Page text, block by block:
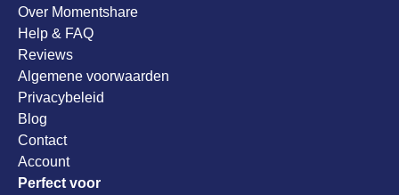
Over Momentshare
Help & FAQ
Reviews
Algemene voorwaarden
Privacybeleid
Blog
Contact
Account
Perfect voor